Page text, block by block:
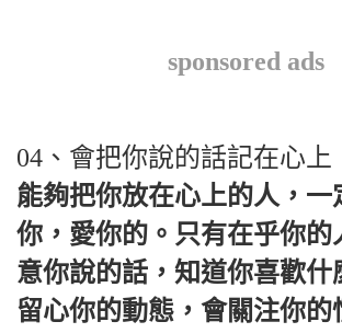
sponsored ads
04、會把你說的話記在心上
能夠把你放在心上的人，一
你，愛你的。只有在乎你的
意你說的話，知道你喜歡什
留心你的動態，會關注你的